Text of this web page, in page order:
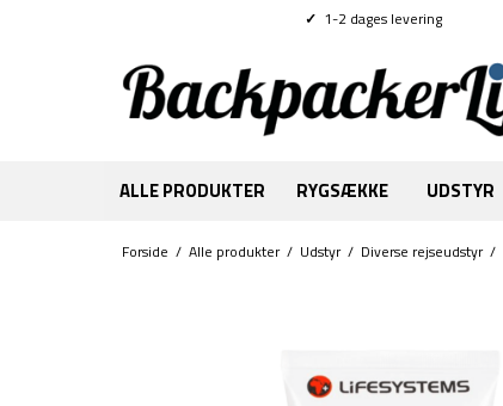
✓ 1-2 dages levering
ALLE PRODUKTER RYGSÆKKE UDSTYR
Forside / Alle produkter/ Udstyr/ Diverse rejseudstyr/